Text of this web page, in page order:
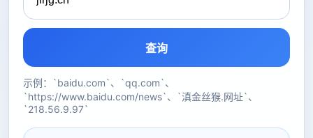
查询
示例：`baidu.com`、`qq.com`、
`https://www.baidu.com/news`、`滇金丝猴.网址`、
`218.56.9.97`